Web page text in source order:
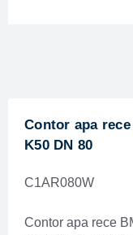
Contor apa
K50 DN 80
C1AR080W
Contor apa rece